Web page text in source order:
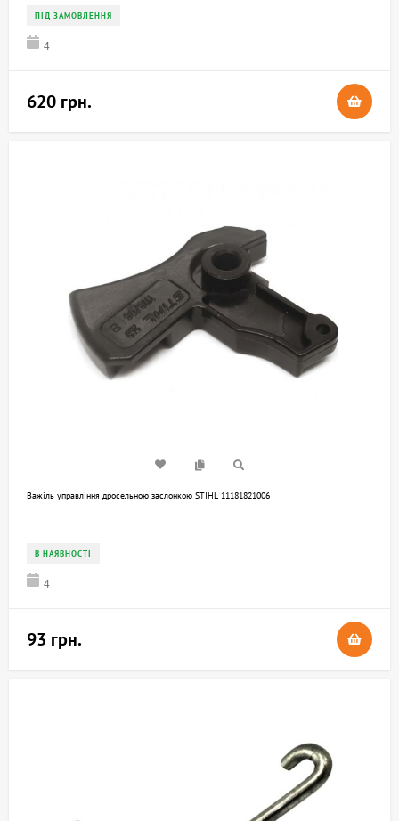
ПІД ЗАМОВЛЕННЯ
4
620 грн.
Важіль управління дросельною заслонкою STIHL 11181821006
В НАЯВНОСТІ
4
93 грн.